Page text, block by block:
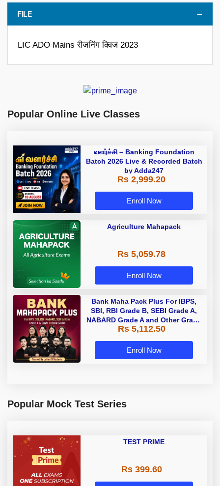
FILE
LIC ADO Mains रीजनिंग क्विज 2023
Popular Online Live Classes
வளர்ச்சி – Banking Foundation
Batch 2026 Live & Recorded Batch
by Adda247
Rs 2,999.20
Enroll Now
Agriculture Mahapack
Rs 5,059.78
Enroll Now
Bank Maha Pack Plus For IBPS,
SBI, RBI Grade B, SEBI Grade A,
NABARD Grade A and Other Grade
A & Grade B Bank Exams
Rs 5,112.50
Enroll Now
Popular Mock Test Series
TEST PRIME
Rs 399.60